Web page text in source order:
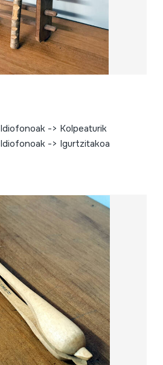
Idiofonoak -> Kolpeaturik
Idiofonoak -> Igurtzitakoa